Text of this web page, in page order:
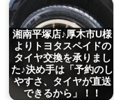
湘南平塚店♪厚木市U様
よりトヨタスペイドの
タイヤ交換を承りまし
た♪決め手は「予約のし
やすさ、タイヤが直送
できるから」！！